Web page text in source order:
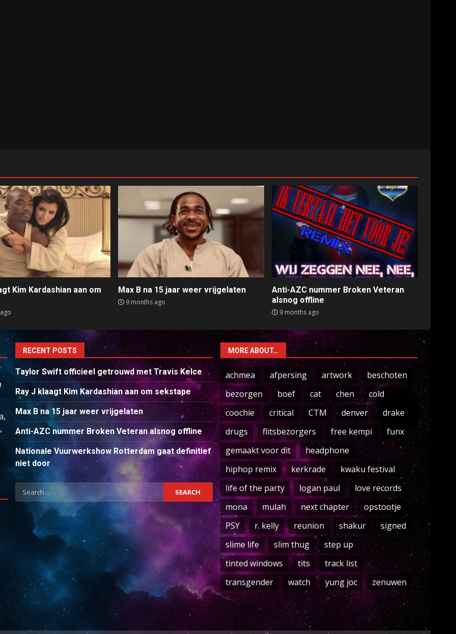
Kim Kardashian aan om
Max B na 15 jaar weer vrijgelaten
9 months ago
Anti-AZC nummer Broken Veteran
alsnog offline
9 months ago
RECENT POSTS
Taylor Swift officieel getrouwd met Travis Kelce
Ray J klaagt Kim Kardashian aan om sekstape
Max B na 15 jaar weer vrijgelaten
Anti-AZC nummer Broken Veteran alsnog offline
Nationale Vuurwerkshow Rotterdam gaat definitief
niet door
Search
for:
MORE ABOUT…
achmea afpersing artwork
beschoten
bezorgen
boef cat chen
cold
coochie
critical CTM denver
drake
drugs
flitsbezorgers free kempi
funx
gemaakt voor dit
headphone
hiphop remix
kerkrade
kwaku festival
life of the party
logan paul
love records
mona
mulah next chapter
opstootje
PSY
r. kelly reunion shakur
signed
slime life
slim thug
step up
tinted windows
tits
track list
transgender
watch yung joc zenuwen